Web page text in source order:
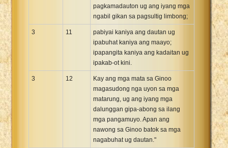
pagkamadauton ug ang iyang mga
ngabil gikan sa pagsultig limbong;
3 11
pabiyai kaniya ang dautan ug
ipabuhat kaniya ang maayo;
ipapangita kaniya ang kadaitan ug
ipakab-ot kini.
3 12
Kay ang mga mata sa Ginoo
magasudong nga uyon sa mga
matarung, ug ang iyang mga
dalunggan gipa-abong sa ilang
mga pangamuyo. Apan ang
nawong sa Ginoo batok sa mga
nagabuhat ug dautan."